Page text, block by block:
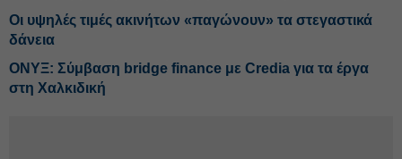
Οι υψηλές τιμές ακινήτων «παγώνουν» τα στεγαστικά
δάνεια
ΟΝΥΞ: Σύμβαση bridge finance με Credia για τα έργα
στη Χαλκιδική